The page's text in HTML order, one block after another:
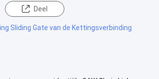
Deel
Sliding Gate van de Kettingsverbinding